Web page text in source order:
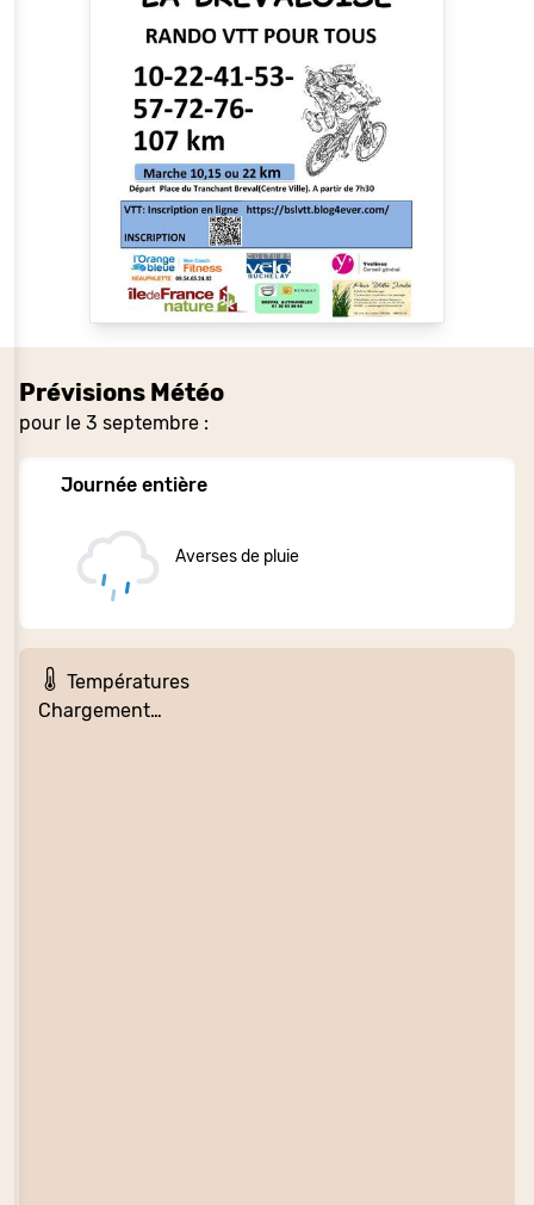
Prévisions Météo
pour le 3 septembre :
Journée entière
Averses de pluie
Températures
Chargement…